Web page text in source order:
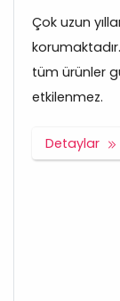
Çok uzun
tüm ürünler
etkilenmez.
Detaylar